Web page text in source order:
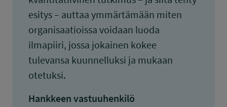
esitys – auttaa ymmärtämään miten
organisaatioissa voidaan luoda
ilmapiiri, jossa jokainen kokee
tulevansa kuunnelluksi ja mukaan
otetuksi.
Hankkeen vastuuhenkilö